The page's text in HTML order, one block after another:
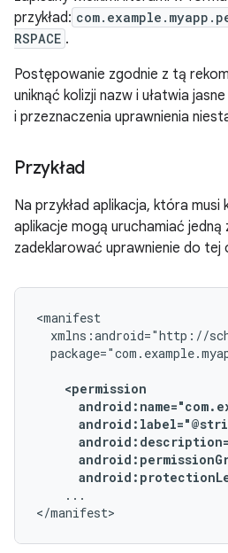
przykład:
RSPACE .
Postępowanie zgodnie z tą
uniknąć kolizji nazw i ułatwia
i przeznaczenia uprawnienia
Przykład
Na przykład aplikacja, która
aplikacje mogą uruchamiać
zadeklarować uprawnienie do
...
</manifest>